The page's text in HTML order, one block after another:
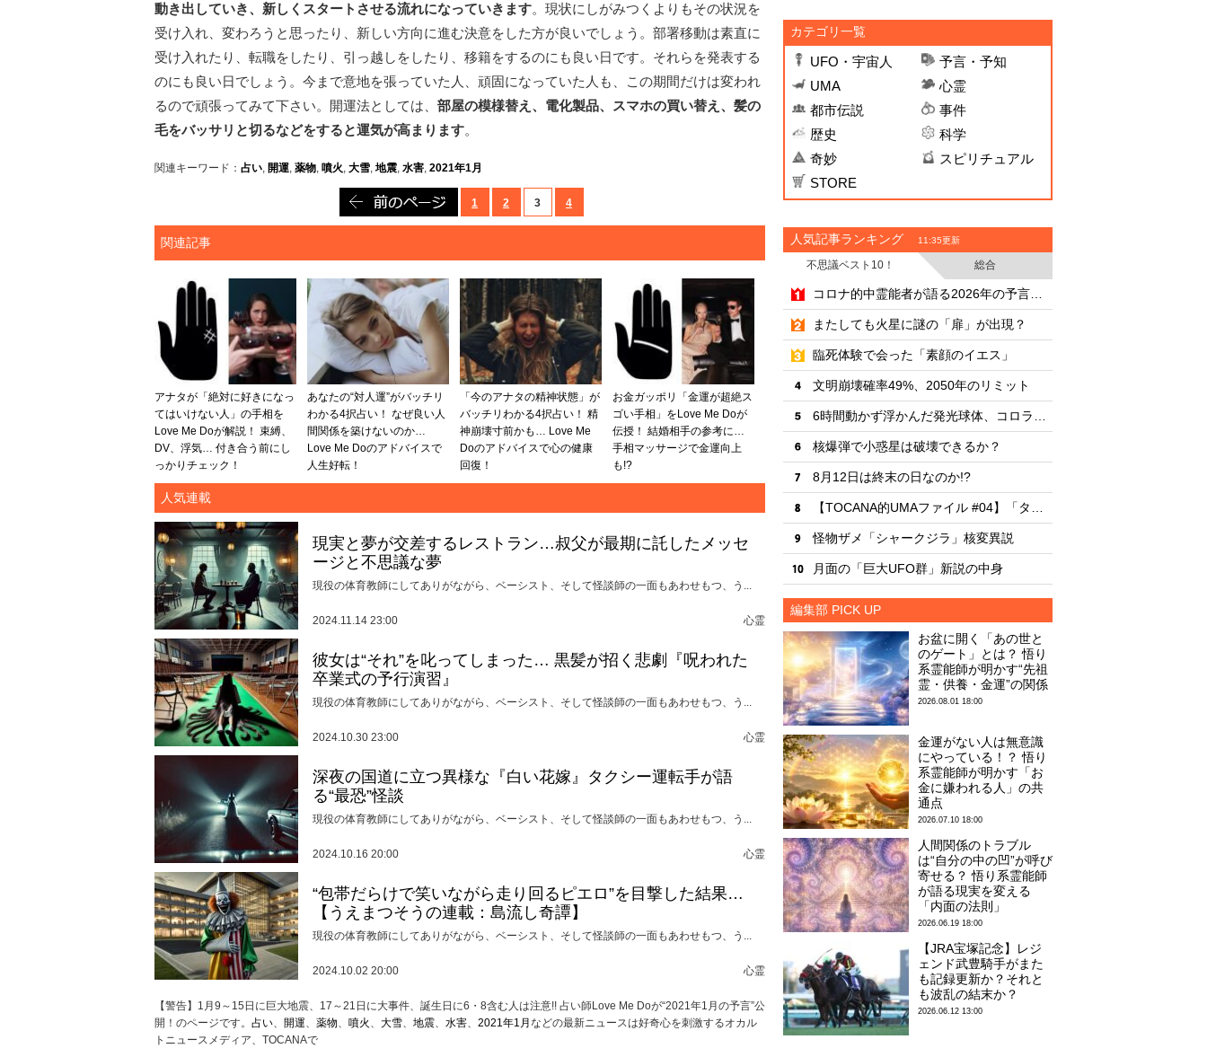
動き出していき、新しくスタートさせる流れになっていきます。現状にしがみつくよりもその状況を
受け入れ、変わろうと思ったり、新しい方向に進む決意をした方が良いでしょう。部署移動は素直に
受け入れたり、転職をしたり、引っ越しをしたり、移籍をするのにも良い日です。それらを発表する
のにも良い日でしょう。今まで意地を張っていた人、頑固になっていた人も、この期間だけは変われ
るので頑張ってみて下さい。開運法としては、 部屋の模様替え、電化製品、スマホの買い替え、髪の
毛をバッサリと切るなどをすると運気が高まります。
関連キーワード： 占い, 開運, 薬物, 噴火, 大雪, 地震, 水害, 2021年1月
前のページ
1
2 3 4
関連記事
アナタが「絶対に好きになっ
てはいけない人」の手相を
Love Me Doが解説！ 束縛、
DV、浮気… 付き合う前にし
っかりチェック！
あなたの“対人運”がバッチリ
わかる4択占い！ なぜ良い人
間関係を築けないのか…
Love Me Doのアドバイスで
人生好転！
「今のアナタの精神状態」が
バッチリわかる4択占い！ 精
神崩壊寸前かも… Love Me
Doのアドバイスで心の健康
回復！
お金ガッポリ「金運が超絶ス
ゴい手相」をLove Me Doが
伝授！ 結婚相手の参考に…
手相マッサージで金運向上
も!?
人気連載
現実と夢が交差するレストラン…叔父が最期に託したメッセ
ージと不思議な夢
現役の体育教師にしてありがながら、ベーシスト、そして怪談師の一面もあわせもつ、う...
2024.11.14 23:00 心霊
彼女は“それ”を叱ってしまった… 黒髪が招く悲劇『呪われた
卒業式の予行演習』
現役の体育教師にしてありがながら、ベーシスト、そして怪談師の一面もあわせもつ、う...
2024.10.30 23:00 心霊
深夜の国道に立つ異様な『白い花嫁』タクシー運転手が語
る“最恐”怪談
現役の体育教師にしてありがながら、ベーシスト、そして怪談師の一面もあわせもつ、う...
2024.10.16 20:00 心霊
“包帯だらけで笑いながら走り回るピエロ”を目撃した結果…
【うえまつそうの連載：島流し奇譚】
現役の体育教師にしてありがながら、ベーシスト、そして怪談師の一面もあわせもつ、う...
2024.10.02 20:00 心霊
【警告】1月9～15日に巨大地震、17～21日に大事件、誕生日に6・8含む人は注意!! 占い師Love Me Doが“2021年1月の予言”公
開！のページです。 占い、 開運、 薬物、 噴火 、 大雪、 地震、 水害、 2021年1月 などの最新ニュースは好奇心を刺激するオカル
トニュースメディア、TOCANAで
カテゴリ一覧
UFO・宇宙人
予言・予知
UMA
心霊
都市伝説
事件
歴史
科学
奇妙
スピリチュアル
STORE
人気記事ランキング 11:35更新
不思議ベスト10！
総合
・
・
またしても火星に謎の「扉」が出現？
・
臨死体験で会った「素顔のイエス」
・
文明崩壊確率49%、2050年のリミット
・
・
核爆弾で小惑星は破壊できるか？
・
8月12日は終末の日なのか!?
・
・
怪物ザメ「シャークジラ」核変異説
・
月面の「巨大UFO群」新説の中身
編集部 PICK UP
お盆に開く「あの世と
のゲート」とは？ 悟り
系霊能師が明かす“先祖
霊・供養・金運”の関係
2026.08.01 18:00
金運がない人は無意識
にやっている！？ 悟り
系霊能師が明かす「お
金に嫌われる人」の共
通点
2026.07.10 18:00
人間関係のトラブル
は“自分の中の凹”が呼び
寄せる？ 悟り系霊能師
が語る現実を変える
「内面の法則」
2026.06.19 18:00
【JRA宝塚記念】レジ
ェンド武豊騎手がまた
も記録更新か？それと
も波乱の結末か？
2026.06.12 13:00